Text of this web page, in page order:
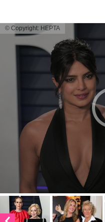
© Copyright: HEPTA